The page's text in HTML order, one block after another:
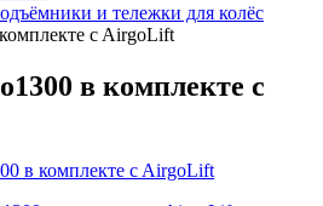
и тележки для колёс
c AirgoLift
в комплекте c